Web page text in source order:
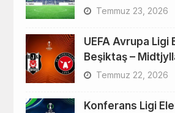
Temmuz 23, 2026
UEFA Avrupa Ligi
Beşiktaş –
Temmuz 22, 2026
Konferans Ligi